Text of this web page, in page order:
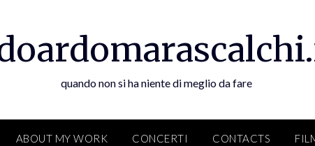
quando non si ha niente di meglio da fare
ABOUT MY WORK CONCERTI CONTACTS